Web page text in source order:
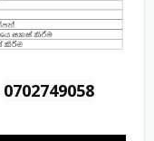
0702749058